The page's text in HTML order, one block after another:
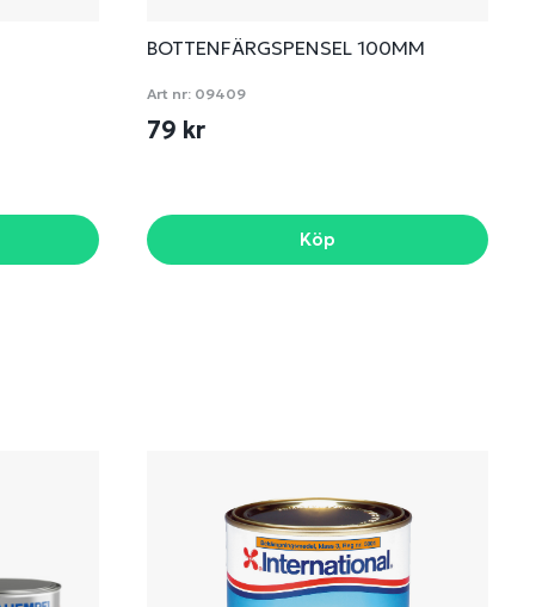
BOTTENFÄRGSPENSEL 100MM
Art nr: 09409
79 kr
Köp